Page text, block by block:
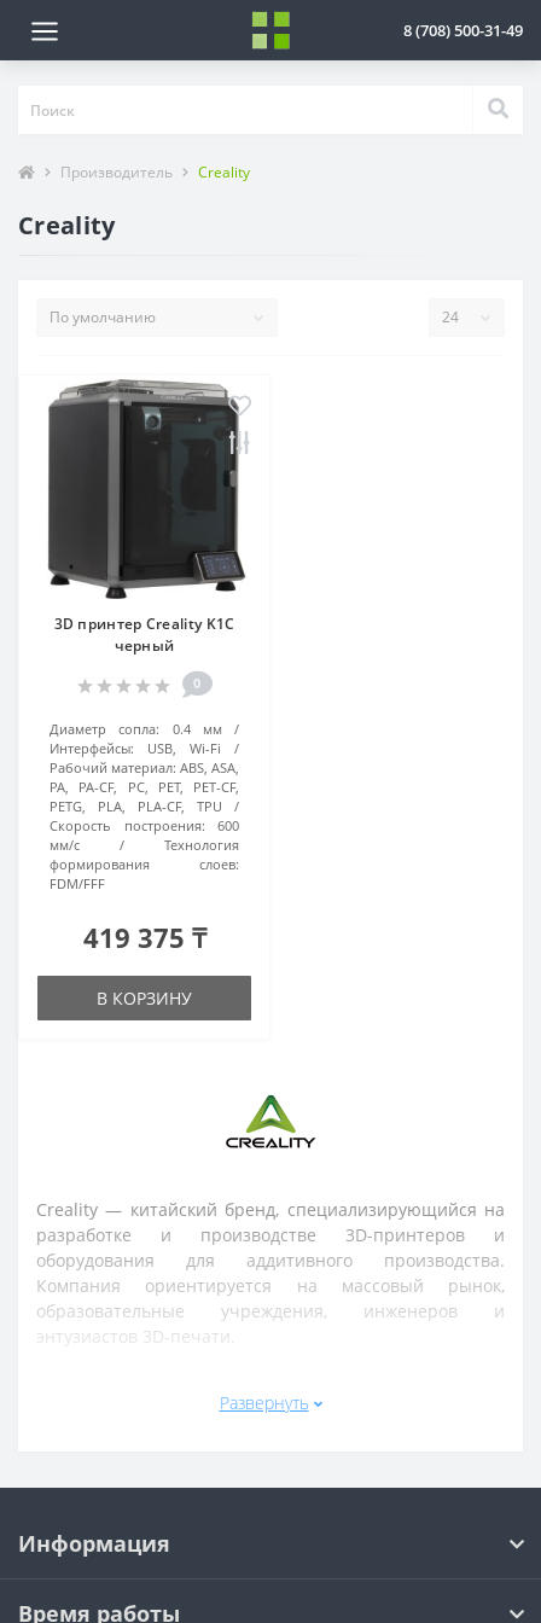
8 (708) 500-31-49
Производитель Creality
Creality
3D принтер Creality K1C
черный
0
Диаметр сопла:
0.4 мм
Интерфейсы:
USB, Wi-Fi
Рабочий материал: ABS, ASA,
PA, PA-CF, PC, PET, PET-CF,
PETG, PLA, PLA-CF, TPU
Скорость построения:
600
мм/с
Технология
формирования слоев:
FDM/FFF
419 375 ₸
В КОРЗИНУ
Creality — китайский бренд, специализирующийся на
разработке и производстве 3D-принтеров и
оборудования для аддитивного производства.
Компания ориентируется на массовый рынок,
образовательные учреждения, инженеров и
энтузиастов 3D-печати.
принтеры, комплектующие, смолы и филаменты, а
прототипирования, хобби-проектов, обучения и
Устройства Creality отличаются доступной ценой,
пользователей. Многие модели поддерживают
Развернуть
Информация
Время работы